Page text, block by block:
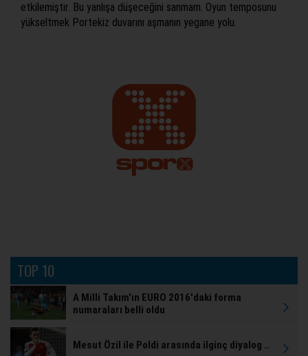
etkilemiştir. Bu yanlışa düşeceğini sanmam. Oyun temposunu
yükseltmek Portekiz duvarını aşmanın yegane yolu.
TOP 10
A Milli Takım'ın EURO 2016'daki forma
numaraları belli oldu
Mesut Özil ile Poldi arasında ilginç diyalog ..